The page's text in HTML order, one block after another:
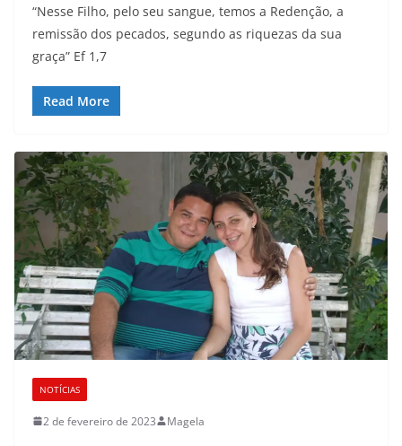
“Nesse Filho, pelo seu sangue, temos a Redenção, a
remissão dos pecados, segundo as riquezas da sua
graça” Ef 1,7
Read More
NOTÍCIAS
2 de fevereiro de 2023 Magela